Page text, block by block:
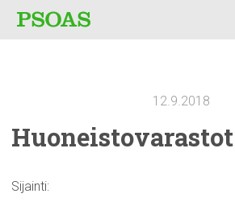
12.9.2018
Huoneistovarastot
Sijainti: